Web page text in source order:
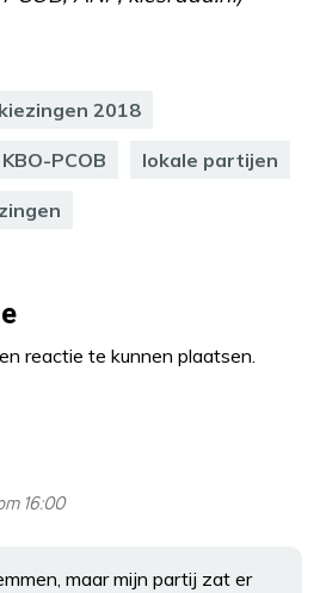
2018
KBO-PCOB lokale partijen
reactie te kunnen plaatsen.
16:00
maar mijn partij zat er